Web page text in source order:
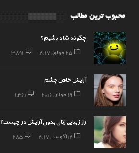
محبوب ترین مطالب
چگونه شاد باشیم؟
25 جولای, 2017 3,891
آرایش خاص چشم
19 جولای, 2016 1,361
راز زیبایی زنان بدون آرایش در چیست؟
12 آگوست, 2017 285